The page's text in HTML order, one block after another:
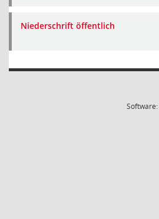
Niederschrift öffentlich
Software: